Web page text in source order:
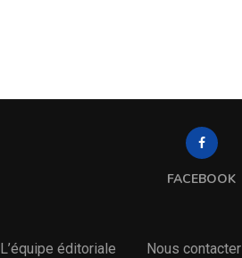
FACEBOOK
L’équipe éditoriale Nous contacter